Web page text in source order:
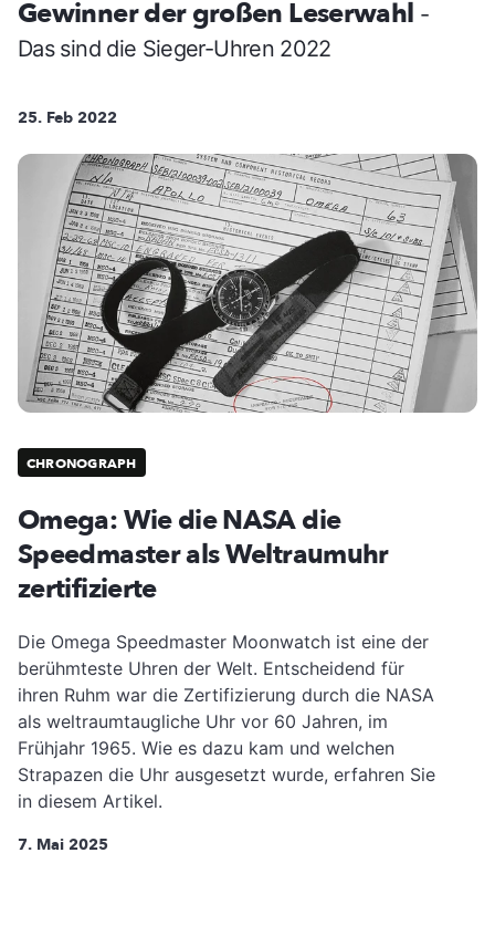
Gewinner der großen Leserwahl -
Das sind die Sieger-Uhren 2022
25. Feb 2022
CHRONOGRAPH
Omega: Wie die NASA die
Speedmaster als Weltraumuhr
zertifizierte
Die Omega Speedmaster Moonwatch ist eine der
berühmteste Uhren der Welt. Entscheidend für
ihren Ruhm war die Zertifizierung durch die NASA
als weltraumtaugliche Uhr vor 60 Jahren, im
Frühjahr 1965. Wie es dazu kam und welchen
Strapazen die Uhr ausgesetzt wurde, erfahren Sie
in diesem Artikel.
7. Mai 2025